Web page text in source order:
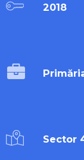
2018
Sector